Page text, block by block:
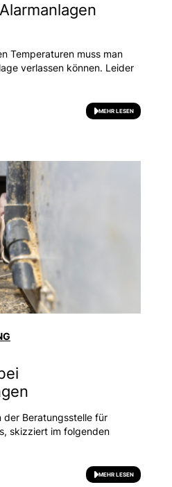
Temperaturen muss man
verlassen können. Leider
MEHR LESEN
der Beratungsstelle für
skizziert im folgenden
MEHR LESEN